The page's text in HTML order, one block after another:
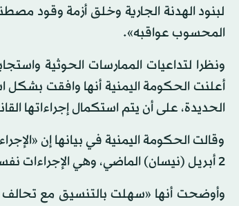
لبنود الهدنة الجارية وخلق أزمة وقود
المحسوب عواقبه».
ونظرا لتداعيات الممارسات الحوثية
أعلنت الحكومة اليمنية أنها وافقت
الحديدة، على أن يتم استكمال إجراءاتها
وقالت الحكومة اليمنية في بيانها إن
2 أبريل (نيسان) الماضي، وهي الإجراءات نفسها تماما التي تطبق في بقية موانئ الجمهورية».